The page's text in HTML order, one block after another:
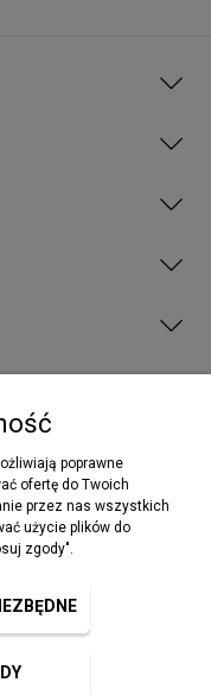
poprawne
ofertę do Twoich
przez nas wszystkich
użycie plików do
zgody".